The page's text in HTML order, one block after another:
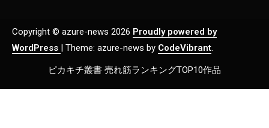
Copyright © azure-news 2026 Proudly powered by
WordPress | Theme: azure-news by CodeVibrant.
ピカキチ叢書 売れ筋ランキングTOP10作品